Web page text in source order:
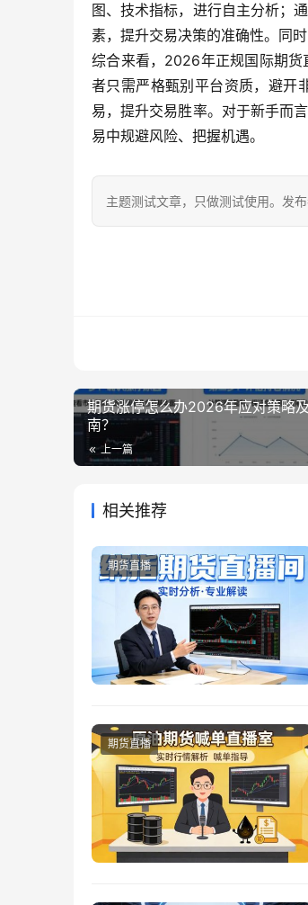
图、技术指标，进行自主分析；
素，提升交易决策的准确性。同
综合来看，2026年正规国际期货
者只需严格甄别平台资质，避开
易，提升交易胜率。对于新手而
易中规避风险、把握机遇。
主题测试文章，只做测试使用。发
期货涨停怎么办2026年应对策略
南？
上一篇
相关推荐
期货直播
期货直播